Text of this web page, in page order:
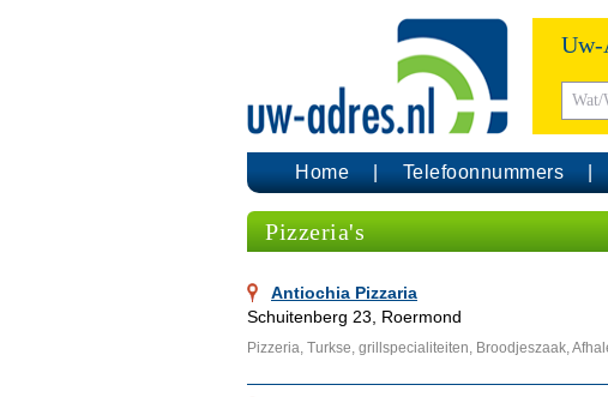
Uw-
Home Telefoonnummers
Pizzeria's
Antiochia Pizzaria
Schuitenberg 23, Roermond
Pizzeria, Turkse, grillspecialiteiten, Broodjeszaak,